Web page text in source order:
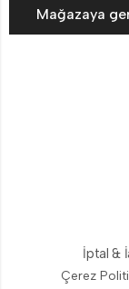
Mağazaya
İptal &
Çerez